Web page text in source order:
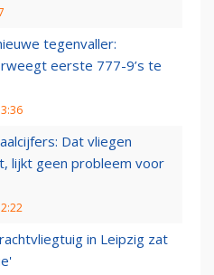
tegenvaller:
eerste 777-9’s te
Dat vliegen
lijkt geen probleem voor
in Leipzig zat